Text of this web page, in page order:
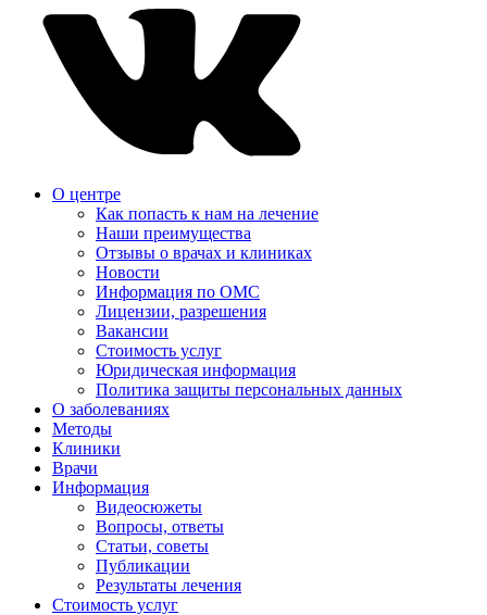
О центре
Как попасть к нам на лечение
Наши преимущества
Отзывы о врачах и клиниках
Новости
Информация по ОМС
Лицензии, разрешения
Вакансии
Стоимость услуг
Юридическая информация
Политика защиты персональных данных
О заболеваниях
Методы
Клиники
Врачи
Информация
Видеосюжеты
Вопросы, ответы
Статьи, советы
Публикации
Результаты лечения
Стоимость услуг